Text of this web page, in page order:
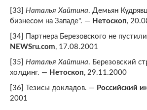
[33] Наталья Хайтина. Демьян
бизнесом на Западе". — Нетоскоп,
[34] Партнера Березовского не
NEWSru.com, 17.08.2001
[35] Наталья Хайтина. Березовский
холдинг. — Нетоскоп, 29.11.2000
[36] Тезисы докладов. — Российский
2001